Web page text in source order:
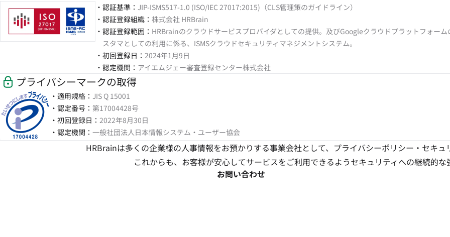
・認証基準： JIP-ISMS517-1.0 (ISO/IEC 27017:2015)（CLS管理策のガイドライン）
・認証登録組織： 株式会社 HRBrain
・認証登録範囲： HRBrainのクラウドサービスプロバイダとしての提供。及びGoogleクラウドプラットフォー
スタマとしての利用に係る、ISMSクラウドセキュリティマネジメントシステム。
・初回登録日： 2024年1月9日
・認定機関： アイエムジェー審査登録センター株式会社
プライバシーマークの取得
・適用規格： JIS Q 15001
・認定番号： 第17004428号
・初回登録日： 2022年8月30日
・認定機関： 一般社団法人日本情報システム・ユーザー協会
HRBrainは多くの企業様の人事情報をお預かりする事業会社として、プライバシーポリシー・セキ
これからも、お客様が安心してサービスをご利用できるようセキュリティへの継続的な
お問い合わせ